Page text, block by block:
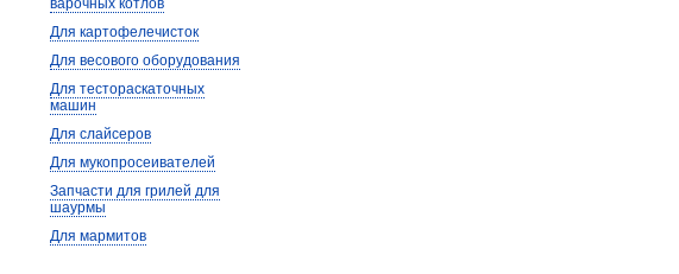
варочных котлов
Для картофелечисток
Для весового оборудования
Для тестораскаточных
машин
Для слайсеров
Для мукопросеивателей
Запчасти для грилей для
шаурмы
Для мармитов